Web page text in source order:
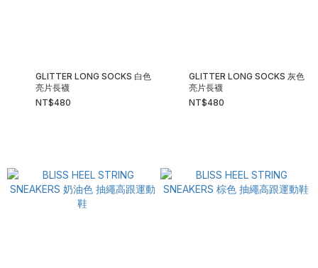
GLITTER LONG SOCKS 白色
亮片長襪
NT$480
GLITTER LONG SOCKS 灰色
亮片長襪
NT$480